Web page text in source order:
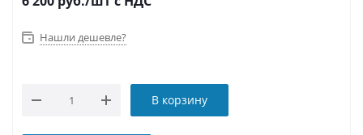
Нашли дешевле?
В корзину